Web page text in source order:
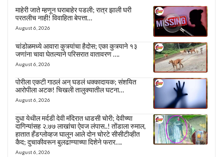
माहेरी जाते म्हणून घराबाहेर पडली; रात्र झाली घरी
परतलीच नाही! विवाहिता बेपत्ता…
August 6, 2026
चांडोळमध्ये आवारा कुत्र्यांचा हैदोस; एका कुत्र्याने १३
जणांना चावा घेतल्याने परिसरात वातावरण ….
August 6, 2026
पोरीला एकटी गाठलं अन् घडलं धक्कादायक; संशयित
आरोपीला अटक! चिखली तालुक्यातील घटना…
August 6, 2026
दुधा येथील मर्दडी देवी मंदिरात धाडसी चोरी; देवीच्या
दागिन्यांसह २.७७ लाखांचा ऐवज लंपास..! तोंडाला रुमाल,
हातात हँडग्लोव्हज घालून आले दोन चोरटे सीसीटीव्हीत
कैद; दुचाकीवरून बुलढाण्याच्या दिशेने फरार….
August 6, 2026